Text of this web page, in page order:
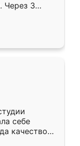
Через 3
Остались
себе
качеством
уже почти